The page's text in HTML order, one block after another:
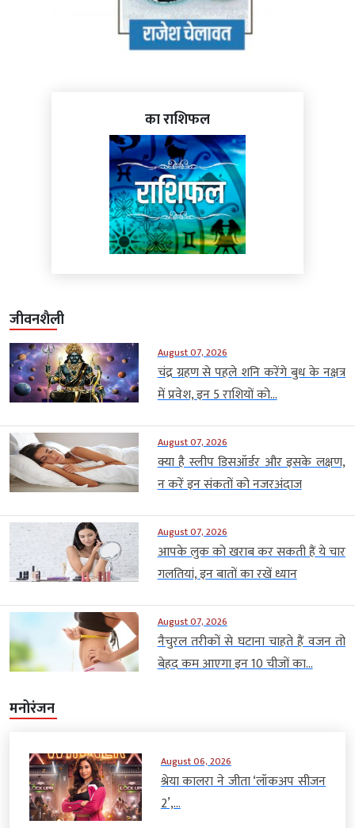
का राशिफल
जीवनशैली
August 07, 2026
चंद्र ग्रहण से पहले शनि करेंगे बुध के नक्षत्र
में प्रवेश, इन 5 राशियों को...
August 07, 2026
क्या है स्लीप डिसऑर्डर और इसके लक्षण,
न करें इन संकतों को नजरअंदाज
August 07, 2026
आपके लुक को खराब कर सकती हैं ये चार
गलतियां, इन बातों का रखें ध्यान
August 07, 2026
नैचुरल तरीकों से घटाना चाहते हैं वजन तो
बेहद कम आएगा इन 10 चीजों का...
मनोरंजन
August 06, 2026
श्रेया कालरा ने जीता ‘लॉकअप सीजन
2’,...